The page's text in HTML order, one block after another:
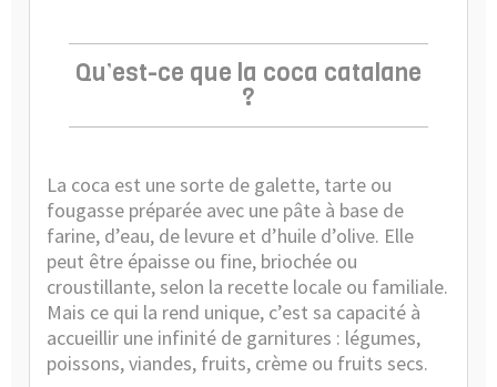
Qu’est-ce que la coca catalane
?
La coca est une sorte de galette, tarte ou
fougasse préparée avec une pâte à base de
farine, d’eau, de levure et d’huile d’olive. Elle
peut être épaisse ou fine, briochée ou
croustillante, selon la recette locale ou familiale.
Mais ce qui la rend unique, c’est sa capacité à
accueillir une infinité de garnitures : légumes,
poissons, viandes, fruits, crème ou fruits secs.